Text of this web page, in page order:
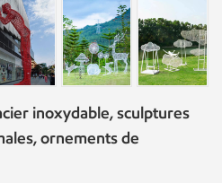
inoxydable, sculptures
ornements de